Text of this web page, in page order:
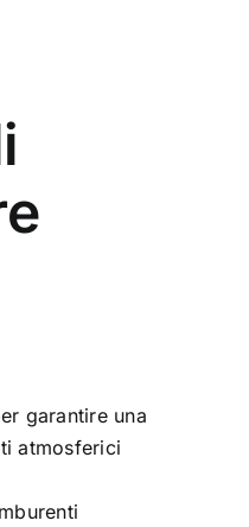
garantire una
atmosferici